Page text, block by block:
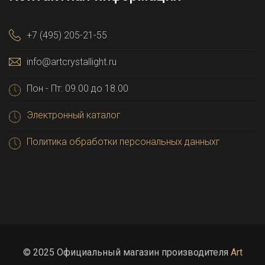
+7 (495) 205-21-55
info@artcrystallight.ru
Пон - Пт: 09.00 до 18.00
Электронный каталог
Политика обработки персональных данныхг
© 2025 Официальный магазин производителя Art